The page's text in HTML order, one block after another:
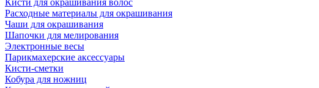
Кисти для окрашивания волос
Расходные материалы для окрашивания
Чаши для окрашивания
Шапочки для мелирования
Электронные весы
Парикмахерские аксессуары
Кисти-сметки
Кобура для ножниц